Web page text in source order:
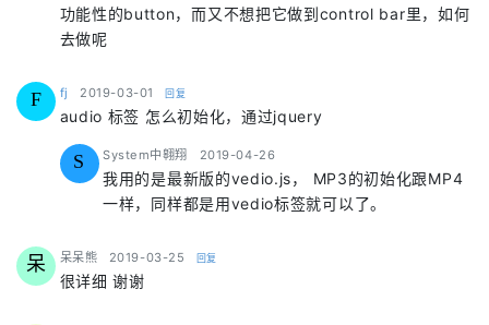
功能性的button，而又不想把它做到control bar里，如何
去做呢
F fj says:
2019-03-01 回复
audio 标签 怎么初始化，通过jquery
S System中翱翔 says:
2019-04-26
我用的是最新版的vedio.js， MP3的初始化跟MP4
一样，同样都是用vedio标签就可以了。
呆 呆呆熊 says:
2019-03-25 回复
很详细 谢谢